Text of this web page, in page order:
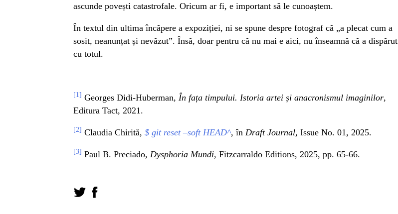
ascunde povești catastrofale. Oricum ar fi, e important să le cunoaștem.
În textul din ultima încăpere a expoziției, ni se spune despre fotograf că „a plecat cum a
sosit, neanunțat și nevăzut”. Însă, doar pentru că nu mai e aici, nu înseamnă că a dispărut
cu totul.
[1] Georges Didi-Huberman, În fața timpului. Istoria artei și anacronismul imaginilor,
Editura Tact, 2021.
[2] Claudia Chirită, $ git reset –soft HEAD^, în Draft Journal, Issue No. 01, 2025.
[3] Paul B. Preciado, Dysphoria Mundi, Fitzcarraldo Editions, 2025, pp. 65-66.